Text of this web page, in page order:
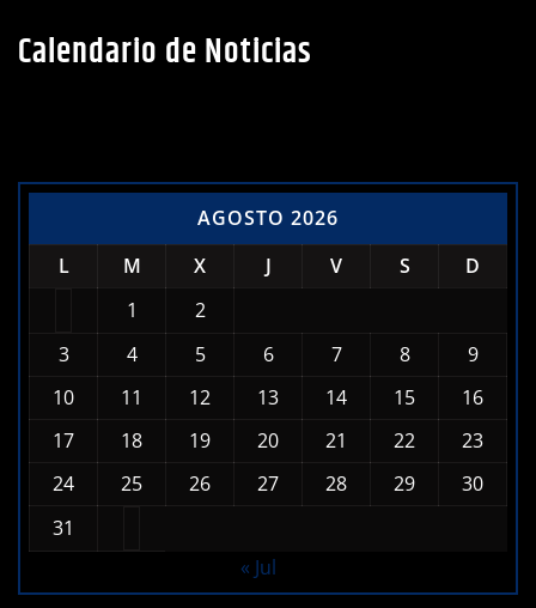
AGOSTO 2026
L
M X J V S
D
1
2
3
4 5 6 7 8
9
10
11 12 13 14 15
16
17
27